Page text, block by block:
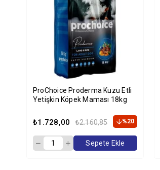
ProChoice Proderma Kuzu Etli
Yetişkin Köpek Maması 18kg
₺1.728,00 ₺2.160,85 %20
Sepete Ekle